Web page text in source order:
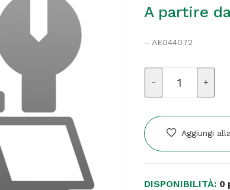
A partire
– AE044072
STRIPPER
PAWLSAggiungi
DISPONIBILITÀ: 0